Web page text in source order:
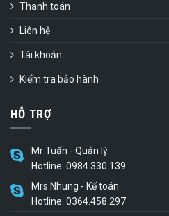
Thanh toán
Liên hệ
Tài khoản
Kiểm tra bảo hành
HỖ TRỢ
Mr Tuấn - Quản lý
Hotline: 0984.330.139
Mrs Nhung - Kế toán
Hotline: 0364.458.297